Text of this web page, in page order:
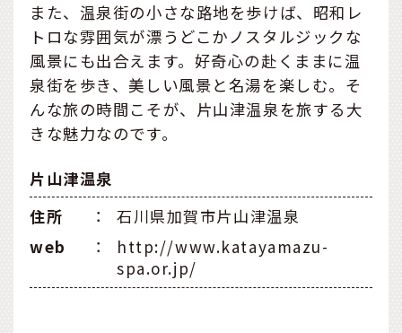
また、温泉街の小さな路地を歩けば、昭和レ
トロな雰囲気が漂うどこかノスタルジックな
風景にも出合えます。好奇心の赴くままに温
泉街を歩き、美しい風景と名湯を楽しむ。そ
んな旅の時間こそが、片山津温泉を旅する大
きな魅力なのです。
片山津温泉
住所
：
石川県加賀市片山津温泉
web
：
http://www.katayamazu-
spa.or.jp/